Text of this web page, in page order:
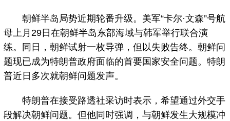
朝鲜半岛局势近期轮番升级。美军“卡尔·文森”号航
母上月29日在朝鲜半岛东部海域与韩军举行联合演
练。同日，朝鲜试射一枚导弹，但以失败告终。朝鲜问
题现已成为特朗普政府面临的首要国家安全问题。特朗
普近日多次就朝鲜问题发声。
特朗普在接受路透社采访时表示，希望通过外交手
段解决朝鲜问题。但他同时强调，与朝鲜发生大规模冲